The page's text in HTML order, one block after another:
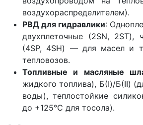
воздухораспределителем).
РВД для гидравлики:
двухплеточные (2SN, 2ST),
(4SP, 4SH) — для масел и
тепловозов.
Топливные и масляные
жидкого топлива), Б(I)/Б(II)
воды), теплостойкие
до +125°C для тосола).